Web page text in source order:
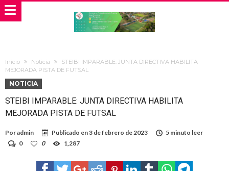
Inicio Noticia
STEIBI IMPARABLE: JUNTA DIRECTIVA HABILITA
MEJORADA PISTA DE FUTSAL
NOTICIA
STEIBI IMPARABLE: JUNTA DIRECTIVA HABILITA
MEJORADA PISTA DE FUTSAL
Poradmin Publicado en3 de febrero de 2023
5 minuto leer
0
0 1,287